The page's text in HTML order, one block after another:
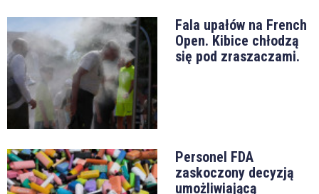
Fala upałów na French
Open. Kibice chłodzą
się pod zraszaczami.
Personel FDA
zaskoczony decyzją
umożliwiającą